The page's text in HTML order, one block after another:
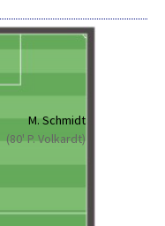
M. Schmidt
(80' P. Volkardt)